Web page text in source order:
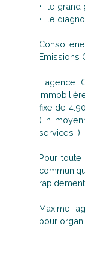
le grand
le
Conso.
Emissions
L'agence
fixe de
(En
services !)
Pour
rapidement.
Maxime,
pour